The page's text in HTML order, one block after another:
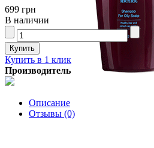
699 грн
В наличии
Купить в 1 клик
Производитель
Описание
Отзывы (0)